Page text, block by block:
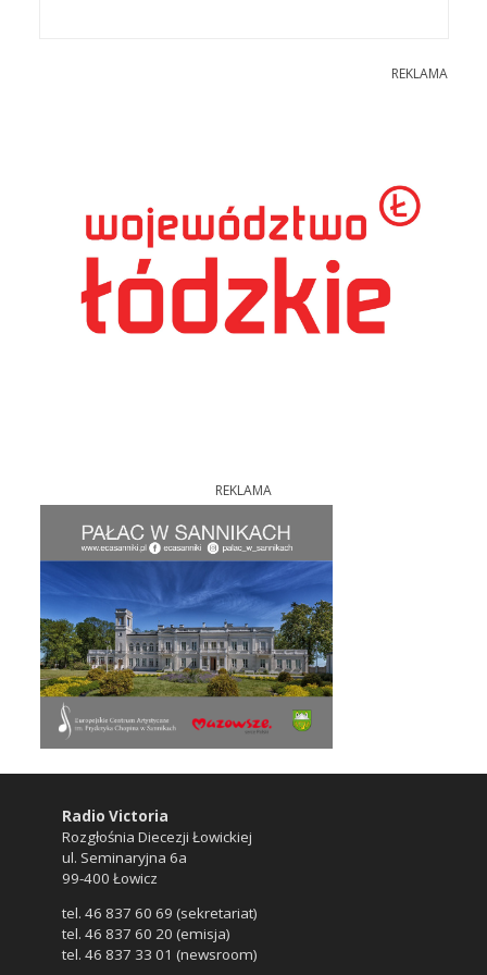
REKLAMA
REKLAMA
Radio Victoria
Rozgłośnia Diecezji Łowickiej
ul. Seminaryjna 6a
99-400 Łowicz
tel. 46 837 60 69 (sekretariat)
tel. 46 837 60 20 (emisja)
tel. 46 837 33 01 (newsroom)